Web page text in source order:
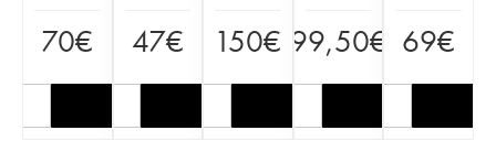
70€ 47€ 150€ 99,50€ 69€